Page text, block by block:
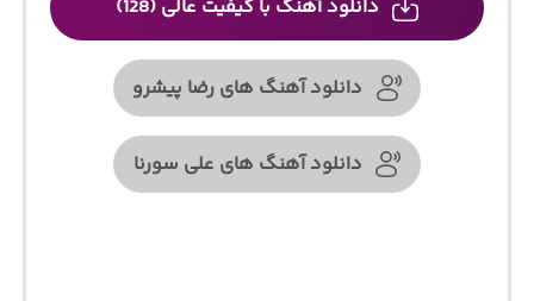
دانلود آهنگ با کیفیت عالی (128)
دانلود آهنگ های رضا پیشرو
دانلود آهنگ های علی سورنا